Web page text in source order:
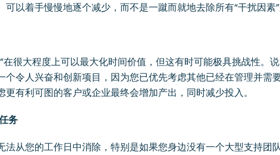
可以着手慢慢地逐个减少，而不是一蹴而就地去除所有“干扰因素”
在很大程度上可以最大化时间价值，但这有时可能极具挑战性。
个令人兴奋和创新项目，因为您已优先考虑其他已经在管理并需
更有利可图的客户或企业最终会增加产出，同时减少投入。
务
法从您的工作日中消除，特别是如果您身边没有一个大型支持团